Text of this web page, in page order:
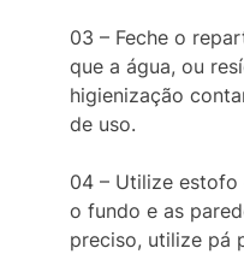
03 – Feche o
que a água, ou
higienização
de uso.
04 – Utilize estofo
o fundo e as
preciso, utilize pá